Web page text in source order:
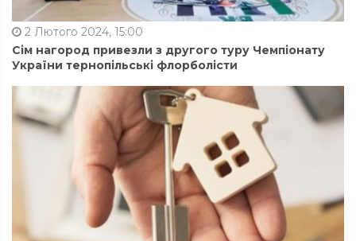
2 Лютого 2024, 15:00
Сім нагород привезли з другого туру Чемпіонату
України тернопільські флорболісти